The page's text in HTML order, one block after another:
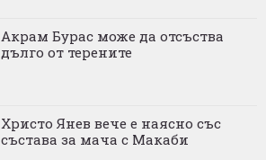
Акрам Бурас може да отсъства
дълго от терените
Христо Янев вече е наясно със
състава за мача с Макаби